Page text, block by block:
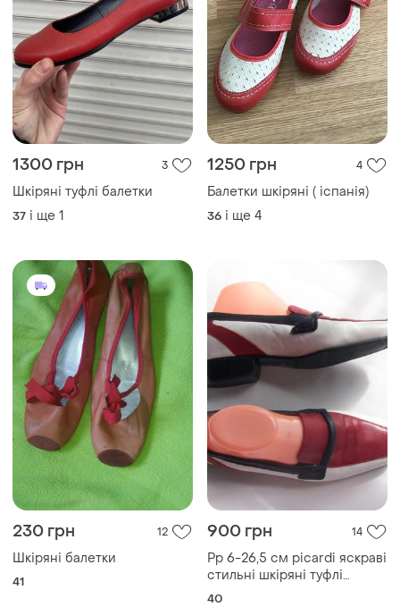
1300 грн 3
Шкіряні туфлі балетки
37 і ще 1
1250 грн 4
Балетки шкіряні ( іспанія)
36 і ще 4
230 грн 12
Шкіряні балетки
41
900 грн 14
Рр 6-26,5 см picardi яскраві
стильні шкіряні туфлі
балетки
40